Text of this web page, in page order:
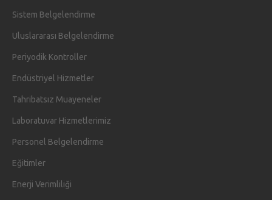
Sistem Belgelendirme
Uluslararası Belgelendirme
Periyodik Kontroller
Endüstriyel Hizmetler
Tahribatsız Muayeneler
Laboratuvar Hizmetlerimiz
Personel Belgelendirme
Eğitimler
Enerji Verimliliği